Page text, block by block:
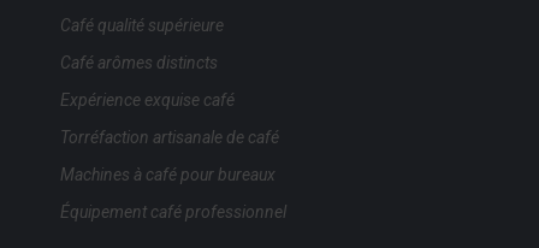
Café qualité supérieure
Café arômes distincts
Expérience exquise café
Torréfaction artisanale de café
Machines à café pour bureaux
Équipement café professionnel